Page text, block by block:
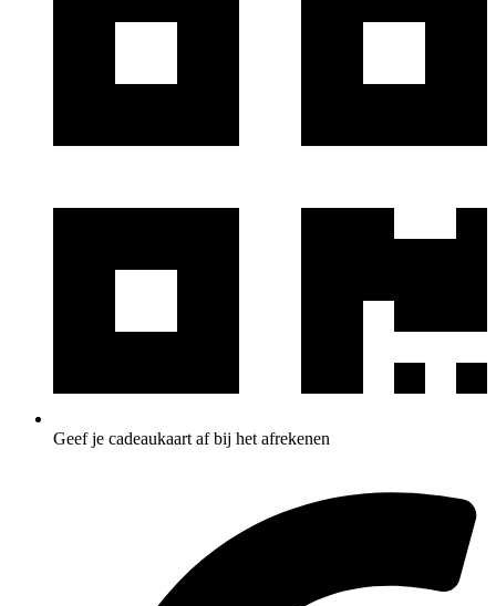
Geef je cadeaukaart af bij het afrekenen